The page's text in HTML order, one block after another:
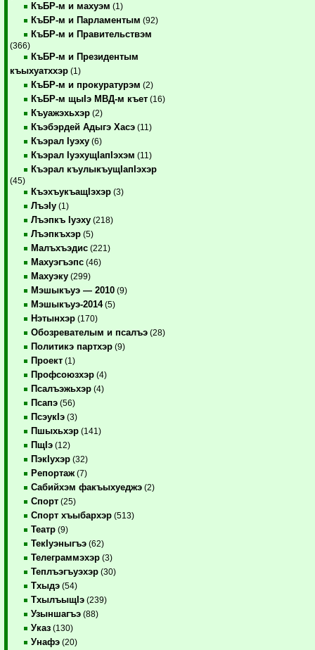
КъБР-м и махуэм (1)
КъБР-м и Парламентым (92)
КъБР-м и Правительствэм
(366)
КъБР-м и Президентым
къыхуатххэр (1)
КъБР-м и прокуратурэм (2)
КъБР-м щыIэ МВД-м къет (16)
Къуажэхьхэр (2)
Къэбэрдей Адыгэ Хасэ (11)
Къэрал Iуэху (6)
Къэрал IуэхущIапIэхэм (11)
Къэрал къулыкъущIапIэхэр
(45)
КъэхъукъащIэхэр (3)
ЛъэIу (1)
Лъэпкъ Iуэху (218)
Лъэпкъхэр (5)
Малъхъэдис (221)
Махуэгъэпс (46)
Махуэку (299)
Мэшыкъуэ — 2010 (9)
Мэшыкъуэ-2014(5)
Нэтынхэр (170)
Обозревателым и псалъэ (28)
Политикэ партхэр (9)
Проект (1)
Профсоюзхэр (4)
Псалъэжьхэр (4)
Псапэ (56)
ПсэукIэ (3)
Пшыхьхэр (141)
ПщIэ (12)
ПэкIухэр (32)
Репортаж (7)
Сабийхэм факъыхуеджэ (2)
Спорт (25)
Спорт хъыбархэр (513)
Театр (9)
ТекIуэныгъэ (62)
Телеграммэхэр (3)
Теплъэгъуэхэр (30)
Тхыдэ (54)
ТхылъыщIэ (239)
Узыншагъэ (88)
Указ (130)
Унафэ (20)